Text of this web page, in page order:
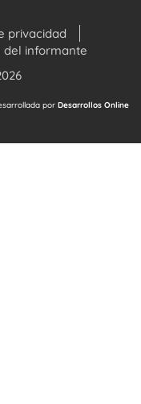
privacidad
del informante
por Desarrollos Online